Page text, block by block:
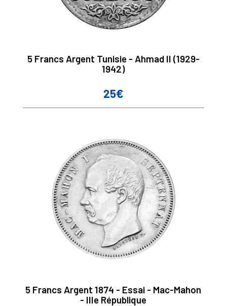
5 Francs Argent Tunisie - Ahmad II (1929-
1942)
Prix
25€
5 Francs Argent 1874 - Essai - Mac-Mahon
- IIIe République